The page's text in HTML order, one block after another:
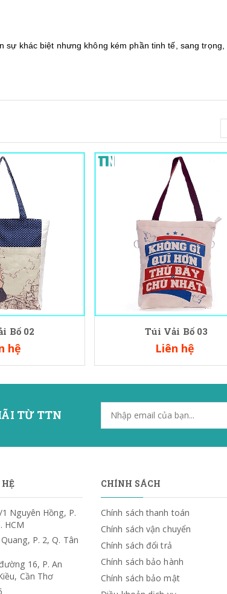
sự khác biệt nhưng không kém phần tinh tế, sang trọng,
Bố 02
hệ
Túi Vải Bố 03
Liên hệ
TỪ TTN
Nguyên Hồng, P.
HCM
P. 2, Q. Tân
16, P. An
Cần Thơ
CHÍNH SÁCH
Chính sách thanh toán
Chính sách vận chuyển
Chính sách đổi trả
Chính sách bảo hành
Chính sách bảo mật